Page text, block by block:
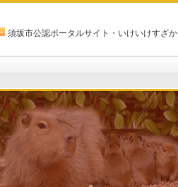
須坂市公認ポータルサイト・いけいけすざか